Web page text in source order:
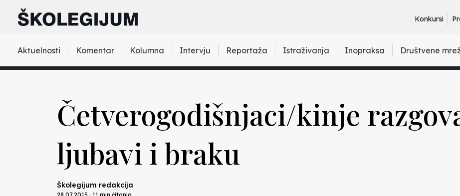
Konkursi
Aktuelnosti Komentar Kolumna Intervju Reportaža Istraživanja Inopraksa Društvene
Četverogodišnjaci/kinje
ljubavi i braku
Školegijum redakcija